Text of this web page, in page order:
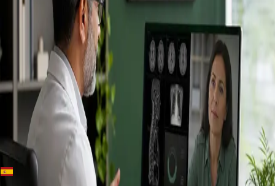
++
Spain · Especialistas